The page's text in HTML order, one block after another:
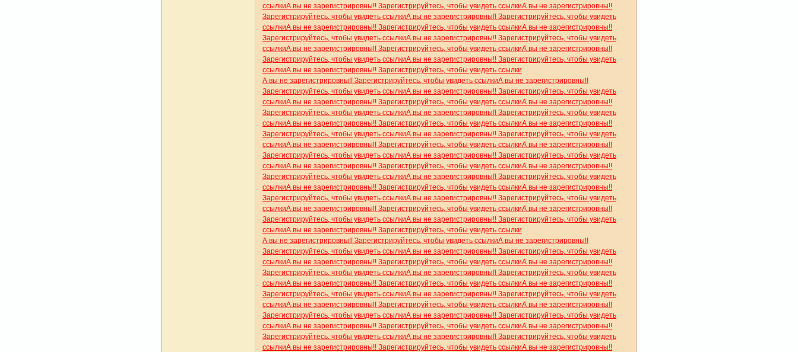
ссылкиА вы не зарегистрировны!! Зарегистрируйтесь, чтобы увидеть ссылкиА вы не зарегистрировны!!
Зарегистрируйтесь, чтобы увидеть ссылкиА вы не зарегистрировны!! Зарегистрируйтесь, чтобы увидеть
ссылкиА вы не зарегистрировны!! Зарегистрируйтесь, чтобы увидеть ссылкиА вы не зарегистрировны!!
Зарегистрируйтесь, чтобы увидеть ссылкиА вы не зарегистрировны!! Зарегистрируйтесь, чтобы увидеть
ссылкиА вы не зарегистрировны!! Зарегистрируйтесь, чтобы увидеть ссылкиА вы не зарегистрировны!!
Зарегистрируйтесь, чтобы увидеть ссылкиА вы не зарегистрировны!! Зарегистрируйтесь, чтобы увидеть
ссылкиА вы не зарегистрировны!! Зарегистрируйтесь, чтобы увидеть ссылки
А вы не зарегистрировны!! Зарегистрируйтесь, чтобы увидеть ссылкиА вы не зарегистрировны!!
Зарегистрируйтесь, чтобы увидеть ссылкиА вы не зарегистрировны!! Зарегистрируйтесь, чтобы увидеть
ссылкиА вы не зарегистрировны!! Зарегистрируйтесь, чтобы увидеть ссылкиА вы не зарегистрировны!!
Зарегистрируйтесь, чтобы увидеть ссылкиА вы не зарегистрировны!! Зарегистрируйтесь, чтобы увидеть
ссылкиА вы не зарегистрировны!! Зарегистрируйтесь, чтобы увидеть ссылкиА вы не зарегистрировны!!
Зарегистрируйтесь, чтобы увидеть ссылкиА вы не зарегистрировны!! Зарегистрируйтесь, чтобы увидеть
ссылкиА вы не зарегистрировны!! Зарегистрируйтесь, чтобы увидеть ссылкиА вы не зарегистрировны!!
Зарегистрируйтесь, чтобы увидеть ссылкиА вы не зарегистрировны!! Зарегистрируйтесь, чтобы увидеть
ссылкиА вы не зарегистрировны!! Зарегистрируйтесь, чтобы увидеть ссылкиА вы не зарегистрировны!!
Зарегистрируйтесь, чтобы увидеть ссылкиА вы не зарегистрировны!! Зарегистрируйтесь, чтобы увидеть
ссылкиА вы не зарегистрировны!! Зарегистрируйтесь, чтобы увидеть ссылкиА вы не зарегистрировны!!
Зарегистрируйтесь, чтобы увидеть ссылкиА вы не зарегистрировны!! Зарегистрируйтесь, чтобы увидеть
ссылкиА вы не зарегистрировны!! Зарегистрируйтесь, чтобы увидеть ссылкиА вы не зарегистрировны!!
Зарегистрируйтесь, чтобы увидеть ссылкиА вы не зарегистрировны!! Зарегистрируйтесь, чтобы увидеть
ссылкиА вы не зарегистрировны!! Зарегистрируйтесь, чтобы увидеть ссылки
А вы не зарегистрировны!! Зарегистрируйтесь, чтобы увидеть ссылкиА вы не зарегистрировны!!
Зарегистрируйтесь, чтобы увидеть ссылкиА вы не зарегистрировны!! Зарегистрируйтесь, чтобы увидеть
ссылкиА вы не зарегистрировны!! Зарегистрируйтесь, чтобы увидеть ссылкиА вы не зарегистрировны!!
Зарегистрируйтесь, чтобы увидеть ссылкиА вы не зарегистрировны!! Зарегистрируйтесь, чтобы увидеть
ссылкиА вы не зарегистрировны!! Зарегистрируйтесь, чтобы увидеть ссылкиА вы не зарегистрировны!!
Зарегистрируйтесь, чтобы увидеть ссылкиА вы не зарегистрировны!! Зарегистрируйтесь, чтобы увидеть
ссылкиА вы не зарегистрировны!! Зарегистрируйтесь, чтобы увидеть ссылкиА вы не зарегистрировны!!
Зарегистрируйтесь, чтобы увидеть ссылкиА вы не зарегистрировны!! Зарегистрируйтесь, чтобы увидеть
ссылкиА вы не зарегистрировны!! Зарегистрируйтесь, чтобы увидеть ссылкиА вы не зарегистрировны!!
Зарегистрируйтесь, чтобы увидеть ссылкиА вы не зарегистрировны!! Зарегистрируйтесь, чтобы увидеть
ссылкиА вы не зарегистрировны!! Зарегистрируйтесь, чтобы увидеть ссылкиА вы не зарегистрировны!!